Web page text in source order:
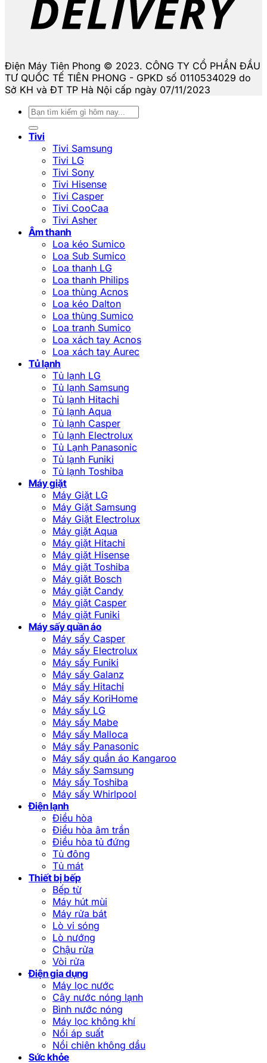
Điện Máy Tiên Phong © 2023. CÔNG TY CỔ PHẦN ĐẦU
TƯ QUỐC TẾ TIÊN PHONG - GPKD số 0110534029 do
Sở KH và ĐT TP Hà Nội cấp ngày 07/11/2023
Tìm
kiếm:
Tivi
Tivi Samsung
Tivi LG
Tivi Sony
Tivi Hisense
Tivi Casper
Tivi CooCaa
Tivi Asher
Âm thanh
Loa kéo Sumico
Loa Sub Sumico
Loa thanh LG
Loa thanh Philips
Loa thùng Acnos
Loa kéo Dalton
Loa thùng Sumico
Loa tranh Sumico
Loa xách tay Acnos
Loa xách tay Aurec
Tủ lạnh
Tủ lạnh LG
Tủ lạnh Samsung
Tủ lạnh Hitachi
Tủ lạnh Aqua
Tủ lạnh Casper
Tủ lạnh Electrolux
Tủ Lạnh Panasonic
Tủ lạnh Funiki
Tủ lạnh Toshiba
Máy giặt
Máy Giặt LG
Máy Giặt Samsung
Máy Giặt Electrolux
Máy giặt Aqua
Máy giặt Hitachi
Máy giặt Hisense
Máy giặt Toshiba
Máy giặt Bosch
Máy giặt Candy
Máy giặt Casper
Máy giặt Funiki
Máy sấy quần áo
Máy sấy Casper
Máy sấy Electrolux
Máy sấy Funiki
Máy sấy Galanz
Máy sấy Hitachi
Máy sấy KoriHome
Máy sấy LG
Máy sấy Mabe
Máy sấy Malloca
Máy sấy Panasonic
Máy sấy quần áo Kangaroo
Máy sấy Samsung
Máy sấy Toshiba
Máy sấy Whirlpool
Điện lạnh
Điều hòa
Điều hòa âm trần
Điều hòa tủ đứng
Tủ đông
Tủ mát
Thiết bị bếp
Bếp từ
Máy hút mùi
Máy rửa bát
Lò vi sóng
Lò nướng
Chậu rửa
Vòi rửa
Điện gia dụng
Máy lọc nước
Cây nước nóng lạnh
Bình nước nóng
Máy lọc không khí
Nồi áp suất
Nồi chiên không dầu
Sức khỏe